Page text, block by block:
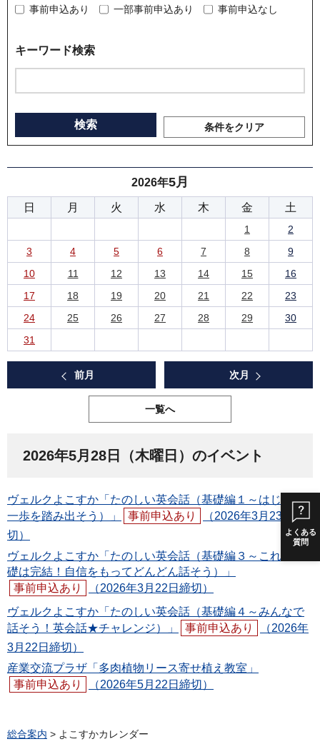
よくある
質問
事前申込あり 一部事前申込あり 事前申込なし
キーワード検索
条件をクリア
2026年5月
日 月 火 水 木 金 土
1
2
3
4 5 6 7 8
9
10
11 12 13 14 15
16
17
18 19 20 21 22
23
24
25 26 27 28 29
30
31
前月 次月
一覧へ
2026年5月28日（木曜日）のイベント
ヴェルクよこすか「たのしい英会話（基礎編１～はじめの
一歩を踏み出そう）」
事前申込あり
（2026年3月23日締
切）
ヴェルクよこすか「たのしい英会話（基礎編３～これで基
礎は完結！自信をもってどんどん話そう）」
事前申込あり
（2026年3月22日締切）
ヴェルクよこすか「たのしい英会話（基礎編４～みんなで
話そう！英会話★チャレンジ）」
事前申込あり
（2026年
3月22日締切）
産業交流プラザ「多肉植物リース寄せ植え教室」
事前申込あり
（2026年5月22日締切）
総合案内 > よこすかカレンダー